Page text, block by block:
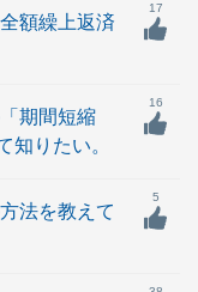
額繰上返済
17
期間短縮
知りたい。
16
法を教えて
5